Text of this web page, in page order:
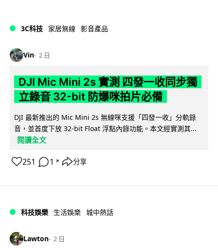
3C科技 家居無線 影音產品
Vin 2 日
DJI Mic Mini 2s 實測 四發一收同步獨
立錄音 32-bit 防爆咪拍片必備
DJI 最新推出的 Mic Mini 2s 無線咪支援「四發一收」分軌錄
音，並首度下放 32-bit Float 浮點內錄功能。本文經實測其...
閱讀全文
251 1 ↗ 分享
科技娛樂 生活娛樂 城中熱話
Lawton 2 日